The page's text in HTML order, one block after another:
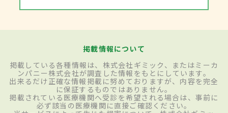
掲載情報について
掲載している各種情報は、株式会社ギミック、またはミーカ
ンパニー株式会社が調査した情報をもとにしています。
出来るだけ正確な情報掲載に努めておりますが、内容を完全
に保証するものではありません。
掲載されている医療機関へ受診を希望される場合は、事前に
必ず該当の医療機関に直接ご確認ください。